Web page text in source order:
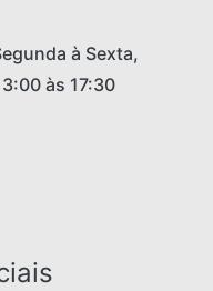
à Sexta,
às 17:30